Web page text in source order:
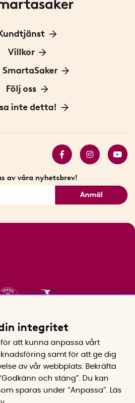
Kontakta oss
För Företag
Villkor
och leverans
SmartaSaker
Om oss
Vår historia
Följ oss
Smarta tips
inte detta!
av våra nyhetsbrev!
Anmäl
integritet
att kunna anpassa vårt
samt för att ge dig
av vår webbplats.
Bekräfta
och stäng”. Du kan
sparas under ”Anpassa”.
Läs